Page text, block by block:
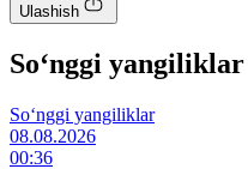
Ulashish
So‘nggi yangiliklar
So‘nggi yangiliklar
08.08.2026
00:36